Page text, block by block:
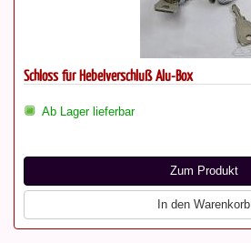
Schloss für Hebelverschluß Alu-Box
Ab Lager lieferbar
Zum Produkt
In den Warenkorb